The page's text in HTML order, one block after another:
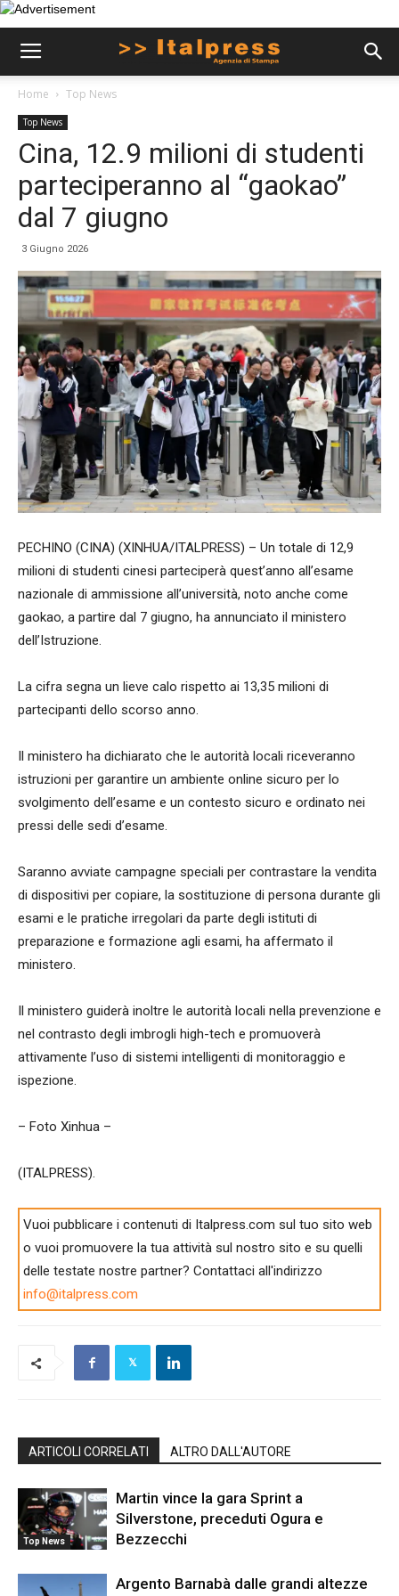
Home Top News
Top News
Cina, 12.9 milioni di studenti
parteciperanno al “gaokao”
dal 7 giugno
3 Giugno 2026
PECHINO (CINA) (XINHUA/ITALPRESS) – Un totale di 12,9
milioni di studenti cinesi parteciperà quest’anno all’esame
nazionale di ammissione all’università, noto anche come
gaokao, a partire dal 7 giugno, ha annunciato il ministero
dell’Istruzione.
La cifra segna un lieve calo rispetto ai 13,35 milioni di
partecipanti dello scorso anno.
Il ministero ha dichiarato che le autorità locali riceveranno
istruzioni per garantire un ambiente online sicuro per lo
svolgimento dell’esame e un contesto sicuro e ordinato nei
pressi delle sedi d’esame.
Saranno avviate campagne speciali per contrastare la vendita
di dispositivi per copiare, la sostituzione di persona durante gli
esami e le pratiche irregolari da parte degli istituti di
preparazione e formazione agli esami, ha affermato il
ministero.
Il ministero guiderà inoltre le autorità locali nella prevenzione e
nel contrasto degli imbrogli high-tech e promuoverà
attivamente l’uso di sistemi intelligenti di monitoraggio e
ispezione.
– Foto Xinhua –
(ITALPRESS).
Vuoi pubblicare i contenuti di Italpress.com sul tuo sito web
o vuoi promuovere la tua attività sul nostro sito e su quelli
delle testate nostre partner? Contattaci all'indirizzo
info@italpress.com
ARTICOLI CORRELATI ALTRO DALL'AUTORE
Top News
Martin vince la gara Sprint a
Silverstone, preceduti Ogura e
Bezzecchi
Argento Barnabà dalle grandi altezze